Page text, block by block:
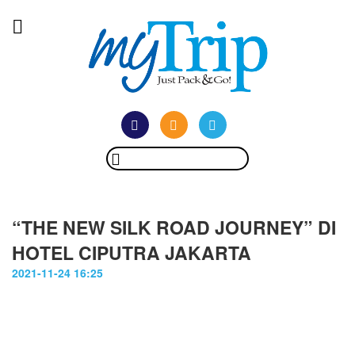
“THE NEW SILK ROAD JOURNEY” DI
HOTEL CIPUTRA JAKARTA
2021-11-24 16:25